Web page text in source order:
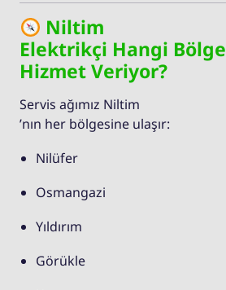
Niltim
Elektrikçi Hangi
Hizmet Veriyor?
Servis ağımız Niltim
’nın her bölgesine ulaşır:
Nilüfer
Osmangazi
Yıldırım
Görükle